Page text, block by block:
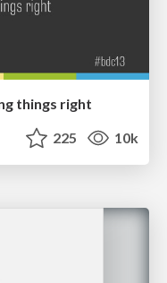
things right
225 10k